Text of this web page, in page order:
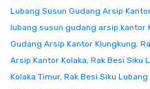
Lubang Susun Gudang Arsip
lubang susun gudang arsip kantor
Gudang Arsip Kantor Klungkung,
Arsip Kantor Kolaka, Rak Besi Siku
Kolaka Timur, Rak Besi Siku